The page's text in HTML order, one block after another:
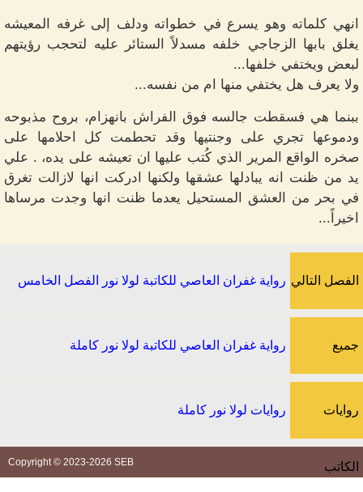
انهي كلماته وهو يسرع في خطواته ودلف إلى غرفه المعيشه
يغلق بابها الزجاجي خلفه مسدلاً الستائر عليه لتحجب رؤيتهم
لبعض ويختفي خلفها...
ولا يعرف هل يختفي منها ام من نفسه...
ببنما هي فسقطت جالسه فوق الفراش بانهزام، بروح مذبوحه
ودموعها تجري على وجنتيها وقد تحطمت كل احلامها على
صخره الواقع المرير الذي كُتب عليها ان تعيشه على يده، . علي
يد من ظنت انه يبادلها عشقها ولكنها ادركت انها لازالت تغرق
في بحر من العشق المستحيل يعدما ظنت انها وجدت مرساها
اخيراً...
الفصل التالي رواية غفران العاصي للكاتبة لولا نور الفصل الخامس
جميع
الفصول
رواية غفران العاصي للكاتبة لولا نور كاملة
روايات
الكاتب
روايات لولا نور كاملة
Copyright © 2023-2026 SEB